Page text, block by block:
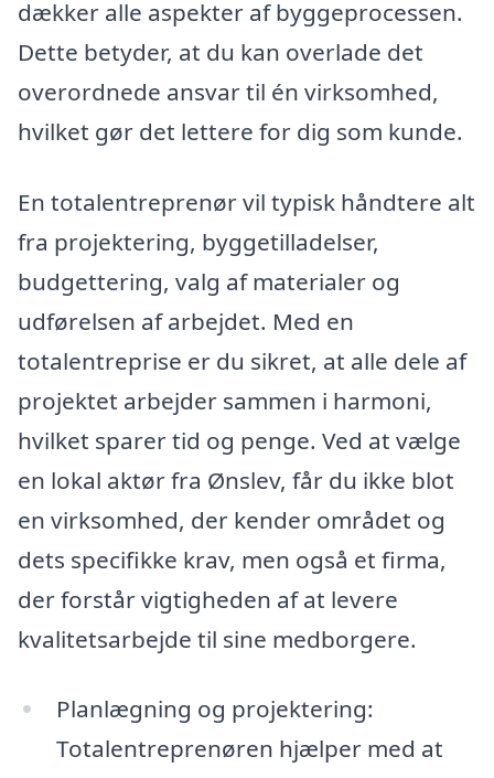
dækker alle aspekter af byggeprocessen.
Dette betyder, at du kan overlade det
overordnede ansvar til én virksomhed,
hvilket gør det lettere for dig som kunde.
En totalentreprenør vil typisk håndtere alt
fra projektering, byggetilladelser,
budgettering, valg af materialer og
udførelsen af arbejdet. Med en
totalentreprise er du sikret, at alle dele af
projektet arbejder sammen i harmoni,
hvilket sparer tid og penge. Ved at vælge
en lokal aktør fra Ønslev, får du ikke blot
en virksomhed, der kender området og
dets specifikke krav, men også et firma,
der forstår vigtigheden af at levere
kvalitetsarbejde til sine medborgere.
Planlægning og projektering:
Totalentreprenøren hjælper med at